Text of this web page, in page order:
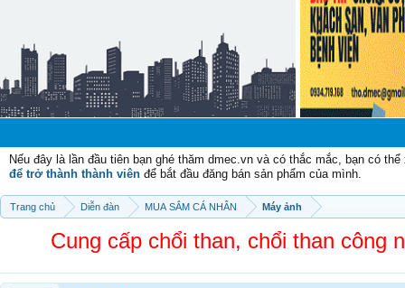
Nếu đây là lần đầu tiên bạn ghé thăm dmec.vn và có thắc mắc, bạn có
để trở thành thành viên để bắt đầu đăng bán sản phẩm của mình.
Trang chủ Diễn đàn MUA SẮM CÁ NHÂN Máy ảnh
Cung cấp chổi than, chổi than công